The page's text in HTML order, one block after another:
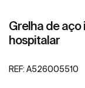
Grelha de
hospitalar
REF: A526005510